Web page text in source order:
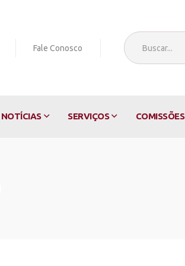
Fale Conosco
NOTÍCIAS SERVIÇOS COMISSÕES